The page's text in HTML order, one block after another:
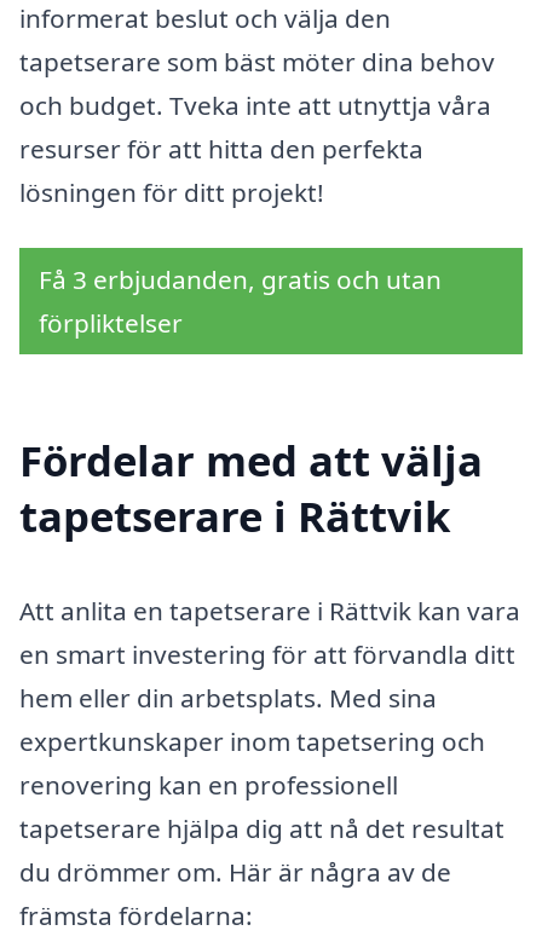
informerat beslut och välja den
tapetserare som bäst möter dina behov
och budget. Tveka inte att utnyttja våra
resurser för att hitta den perfekta
lösningen för ditt projekt!
Få 3 erbjudanden, gratis och utan
förpliktelser
Fördelar med att välja
tapetserare i Rättvik
Att anlita en tapetserare i Rättvik kan vara
en smart investering för att förvandla ditt
hem eller din arbetsplats. Med sina
expertkunskaper inom tapetsering och
renovering kan en professionell
tapetserare hjälpa dig att nå det resultat
du drömmer om. Här är några av de
främsta fördelarna: